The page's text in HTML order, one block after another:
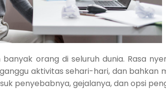
orang di seluruh dunia. Rasa
aktivitas sehari-hari, dan bahkan
penyebabnya, gejalanya, dan opsi